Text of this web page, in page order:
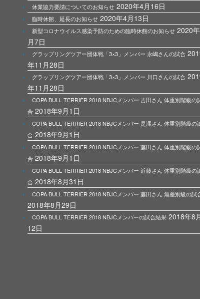
休業協力要請についてのお知らせ 2020年4月16日
臨時休館、延長のお知らせ 2020年4月13日
新型コロナウイルス感染予防のための臨時休館のお知らせ 2020
月7日
グラップリングツアー団体戦「3×3」メンバー 永嶋さんの試合
年11月28日
グラップリングツアー団体戦「3×3」メンバー 川口さんの試合
年11月28日
COPA BULL TERRIER 2018 NBJCメンバー 吉田さん 体重別階級の
合 2018年9月1日
COPA BULL TERRIER 2018 NBJCメンバー 是澤さん 体重別階級の
合 2018年9月1日
COPA BULL TERRIER 2018 NBJCメンバー 藤田さん 体重別階級の
合 2018年9月1日
COPA BULL TERRIER 2018 NBJCメンバー 近藤さん 体重別階級の
合 2018年8月31日
COPA BULL TERRIER 2018 NBJCメンバー 藤田さん 無差別級の試
2018年8月29日
COPA BULL TERRIER 2018 NBJCメンバーの試合結果 2018年8
12日